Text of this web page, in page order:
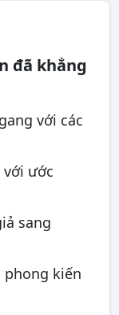
đã khẳng
với các
với ước
sang
phong kiến